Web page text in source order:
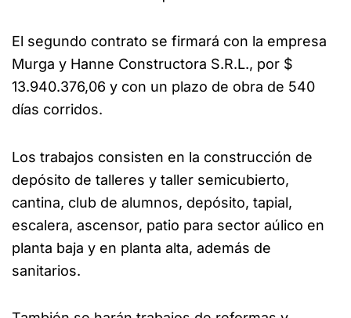
El segundo contrato se firmará con la empresa
Murga y Hanne Constructora S.R.L., por $
13.940.376,06 y con un plazo de obra de 540
días corridos.
Los trabajos consisten en la construcción de
depósito de talleres y taller semicubierto,
cantina, club de alumnos, depósito, tapial,
escalera, ascensor, patio para sector aúlico en
planta baja y en planta alta, además de
sanitarios.